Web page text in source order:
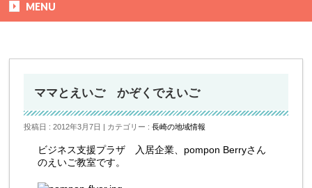
MENU
ママとえいご かぞくでえいご
投稿日 : 2012年3月7日 カテゴリー :長崎の地域情報
ビジネス支援プラザ 入居企業、pompon Berryさん
のえいご教室です。